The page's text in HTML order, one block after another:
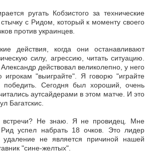
ругать Кобзистого за технические
с Ридом, который к моменту своего
против украинцев.
действия, когда они останавливают
силу, агрессию, читать ситуацию.
действовал великолепно, у него
"выиграйте". Я говорю "играйте
победить. Сегодня был хороший, очень
аутсайдерами в этом матче. И это
Багатскис.
Не знаю. Я не провидец. Мне
успел набрать 18 очков. Это лидер
не является причиной нашей
"сине-желтых".